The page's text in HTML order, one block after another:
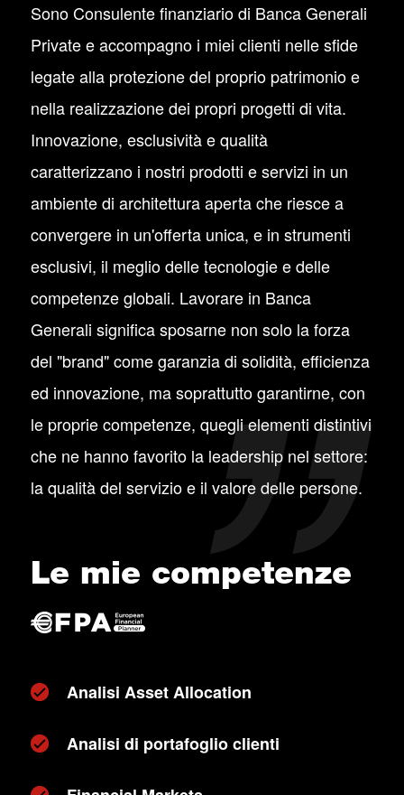
Sono Consulente finanziario di Banca Generali
Private e accompagno i miei clienti nelle sfide
legate alla protezione del proprio patrimonio e
nella realizzazione dei propri progetti di vita.
Innovazione, esclusività e qualità
caratterizzano i nostri prodotti e servizi in un
ambiente di architettura aperta che riesce a
convergere in un'offerta unica, e in strumenti
esclusivi, il meglio delle tecnologie e delle
competenze globali. Lavorare in Banca
Generali significa sposarne non solo la forza
del "brand" come garanzia di solidità, efficienza
ed innovazione, ma soprattutto garantirne, con
le proprie competenze, quegli elementi distintivi
che ne hanno favorito la leadership nel settore:
la qualità del servizio e il valore delle persone.
Le mie competenze
Analisi Asset Allocation
Analisi di portafoglio clienti